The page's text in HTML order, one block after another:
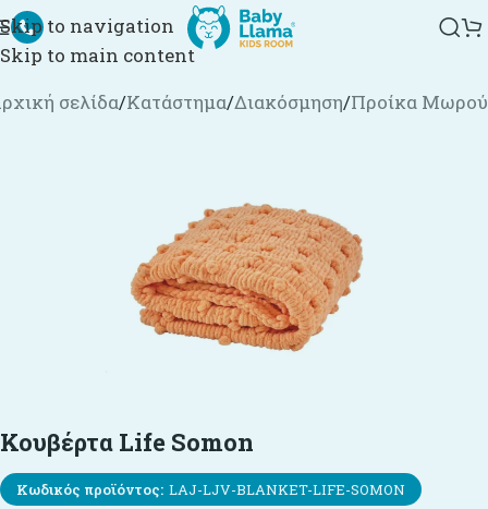
Skip to navigation
Skip to main content
σελίδα/Κατάστημα/Διακόσμηση/Προίκα Μωρού
Κουβέρτα Life Somon
Κωδικός προϊόντος: LAJ-LJV-BLANKET-LIFE-SOMON